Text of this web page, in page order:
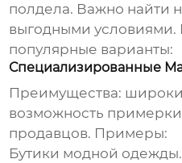
полдела. Важно найти
выгодными условиями.
популярные варианты:
Специализированные
Преимущества:
возможность
продавцов. Примеры:
Бутики модной одежды.